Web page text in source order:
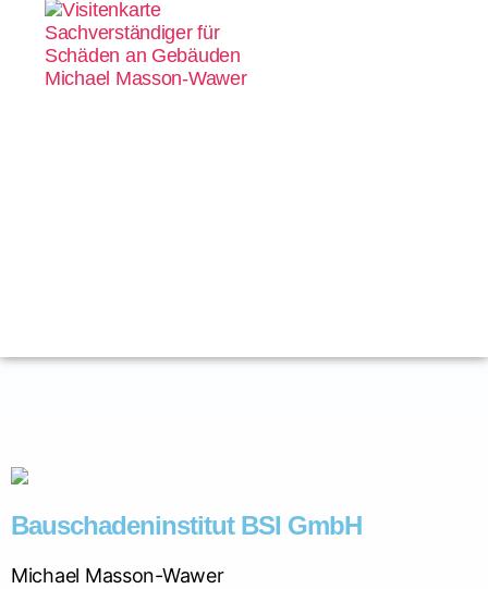
Bauschadeninstitut BSI GmbH
Michael Masson-Wawer